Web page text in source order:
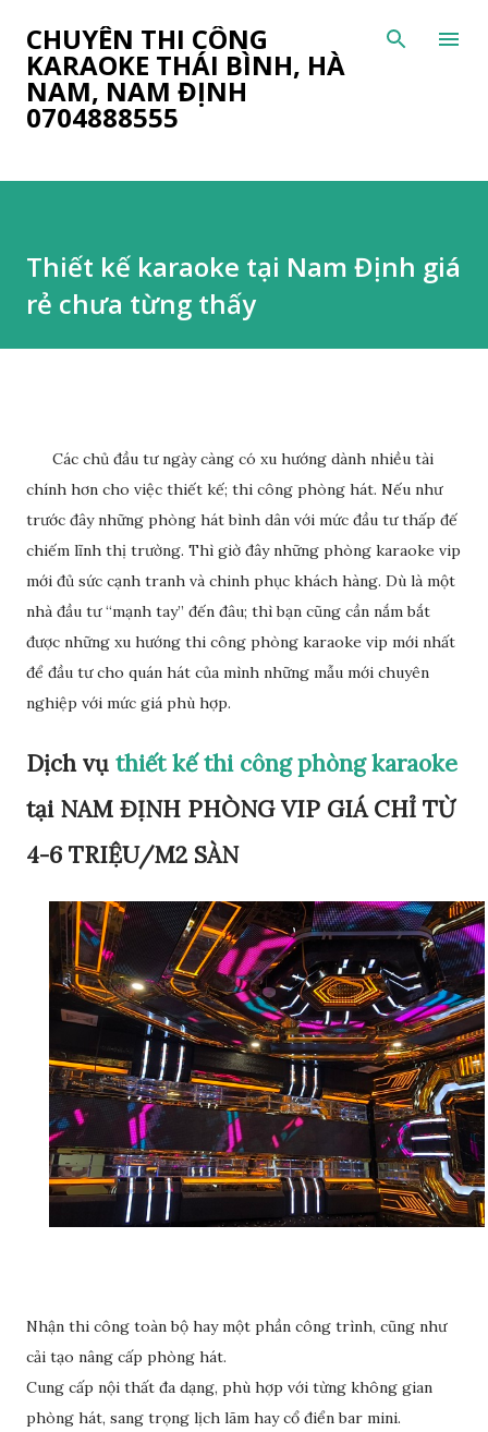
Chuyển đến nội dung chính
CHUYÊN THI CÔNG
KARAOKE THÁI BÌNH, HÀ
NAM, NAM ĐỊNH
0704888555
Thiết kế karaoke tại Nam Định giá
rẻ chưa từng thấy
Các chủ đầu tư ngày càng có xu hướng dành nhiều tài
chính hơn cho việc thiết kế; thi công phòng hát. Nếu như
trước đây những phòng hát bình dân với mức đầu tư thấp đế
chiếm lĩnh thị trường. Thì giờ đây những phòng karaoke vip
mới đủ sức cạnh tranh và chinh phục khách hàng. Dù là một
nhà đầu tư “mạnh tay” đến đâu; thì bạn cũng cần nắm bắt
được những xu hướng thi công phòng karaoke vip mới nhất
để đầu tư cho quán hát của mình những mẫu mới chuyên
nghiệp với mức giá phù hợp.
Dịch vụ thiết kế thi công phòng karaoke
tại NAM ĐỊNH PHÒNG VIP GIÁ CHỈ TỪ
4-6 TRIỆU/M2 SÀN
Nhận thi công toàn bộ hay một phần công trình, cũng như
cải tạo nâng cấp phòng hát.
Cung cấp nội thất đa dạng, phù hợp với từng không gian
phòng hát, sang trọng lịch lãm hay cổ điển bar mini.